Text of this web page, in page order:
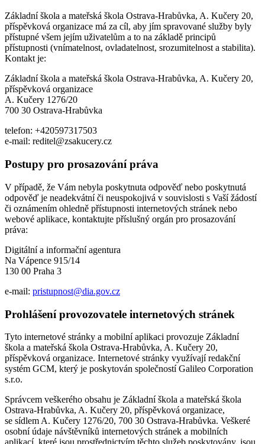
Základní škola a mateřská škola Ostrava-Hrabůvka, A. Kučery 20,
příspěvková organizace má za cíl, aby jím spravované služby byly
přístupné všem jejím uživatelům a to na základě principů
přístupnosti (vnímatelnost, ovladatelnost, srozumitelnost a stabilita).
Kontakt je:
Základní škola a mateřská škola Ostrava-Hrabůvka, A. Kučery 20,
příspěvková organizace
A. Kučery 1276/20
700 30 Ostrava-Hrabůvka
telefon: +420597317503
e-mail: reditel@zsakucery.cz
Postupy pro prosazování práva
V případě, že Vám nebyla poskytnuta odpověď nebo poskytnutá
odpověď je neadekvátní či neuspokojivá v souvislosti s Vaší žádostí
či oznámením ohledně přístupnosti internetových stránek nebo
webové aplikace, kontaktujte příslušný orgán pro prosazování
práva:
Digitální a informační agentura
Na Vápence 915/14
130 00 Praha 3
e-mail: pristupnost@dia.gov.cz
Prohlášení provozovatele internetových stránek
Tyto internetové stránky a mobilní aplikaci provozuje Základní
škola a mateřská škola Ostrava-Hrabůvka, A. Kučery 20,
příspěvková organizace. Internetové stránky využívají redakční
systém GCM, který je poskytován společností Galileo Corporation
s.r.o.
Správcem veškerého obsahu je Základní škola a mateřská škola
Ostrava-Hrabůvka, A. Kučery 20, příspěvková organizace,
se sídlem A. Kučery 1276/20, 700 30 Ostrava-Hrabůvka. Veškeré
osobní údaje návštěvníků internetových stránek a mobilních